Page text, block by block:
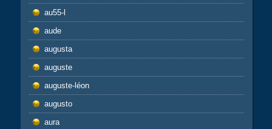
au55-l
aude
augusta
auguste
auguste-léon
augusto
aura